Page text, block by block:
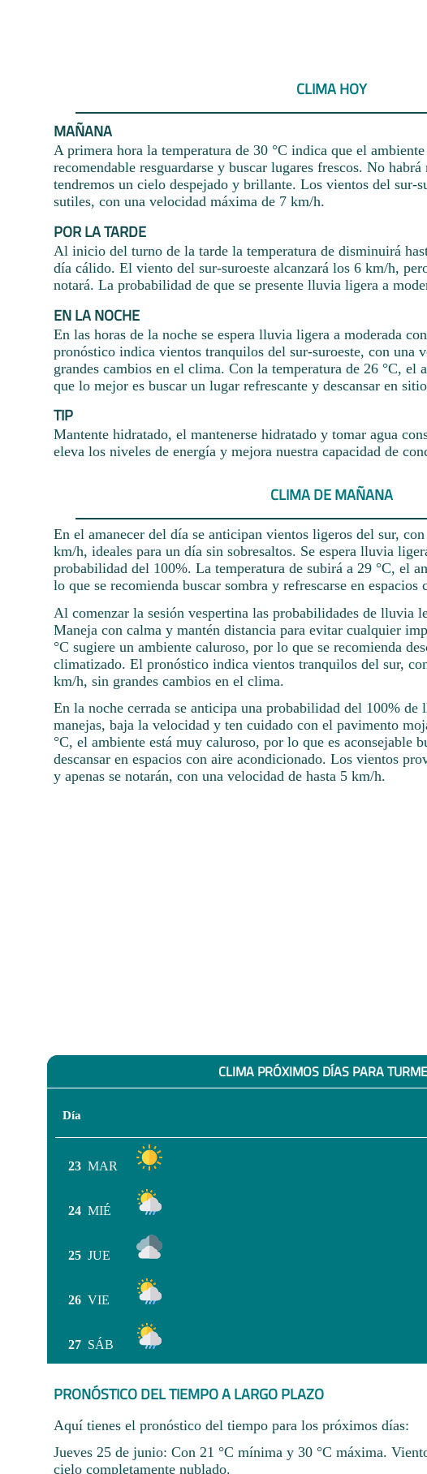
CLIMA HOY
MAÑANA
A primera hora la temperatura de 30 °C indica que el
recomendable resguardarse y buscar lugares frescos. No
tendremos un cielo despejado y brillante. Los vientos del sur-
sutiles, con una velocidad máxima de 7 km/h.
POR LA TARDE
Al inicio del turno de la tarde la temperatura de disminuirá
día cálido. El viento del sur-suroeste alcanzará los 6 km/h,
notará. La probabilidad de que se presente lluvia ligera a
EN LA NOCHE
En las horas de la noche se espera lluvia ligera a moderada
pronóstico indica vientos tranquilos del sur-suroeste, con una
grandes cambios en el clima. Con la temperatura de 26 °C, el
que lo mejor es buscar un lugar refrescante y descansar en
TIP
Mantente hidratado, el mantenerse hidratado y tomar agua
eleva los niveles de energía y mejora nuestra capacidad de
CLIMA DE MAÑANA
En el amanecer del día se anticipan vientos ligeros del sur,
km/h, ideales para un día sin sobresaltos. Se espera lluvia
probabilidad del 100%. La temperatura de subirá a 29 °C, el
lo que se recomienda buscar sombra y refrescarse en espacios
Al comenzar la sesión vespertina las probabilidades de lluvia
Maneja con calma y mantén distancia para evitar cualquier
°C sugiere un ambiente caluroso, por lo que se recomienda
climatizado. El pronóstico indica vientos tranquilos del sur,
km/h, sin grandes cambios en el clima.
En la noche cerrada se anticipa una probabilidad del 100%
manejas, baja la velocidad y ten cuidado con el pavimento
°C, el ambiente está muy caluroso, por lo que es aconsejable
descansar en espacios con aire acondicionado. Los vientos
y apenas se notarán, con una velocidad de hasta 5 km/h.
CLIMA PRÓXIMOS DÍAS PARA
Día
23 MAR
24 MIÉ
25 JUE
26 VIE
27 SÁB
PRONÓSTICO DEL TIEMPO A LARGO PLAZO
Aquí tienes el pronóstico del tiempo para los próximos días:
Jueves 25 de junio: Con 21 °C mínima y 30 °C máxima.
cielo completamente nublado.